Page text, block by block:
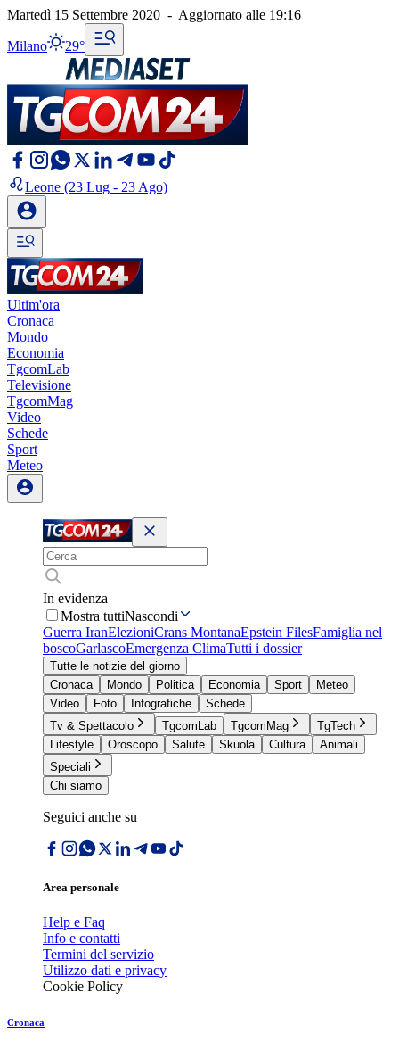
Martedì 15 Settembre 2020 - Aggiornato alle 19:16
Milano 29°
Leone (23 Lug - 23 Ago)
Ultim'ora
Cronaca
Mondo
Economia
TgcomLab
Televisione
TgcomMag
Video
Schede
Sport
Meteo
In evidenza
Mostra tuttiNascondi
Guerra IranElezioniCrans MontanaEpstein FilesFamiglia nel
boscoGarlascoEmergenza ClimaTutti i dossier
Tutte le notizie del giorno
Cronaca
Mondo Politica Economia Sport
Meteo
Video
Foto Infografiche
Schede
Tv & Spettacolo
TgcomLab TgcomMag
TgTech
Lifestyle
Oroscopo Salute Skuola Cultura
Animali
Speciali
Chi siamo
Seguici anche su
Area personale
Help e Faq
Info e contatti
Termini del servizio
Utilizzo dati e privacy
Cookie Policy
Cronaca